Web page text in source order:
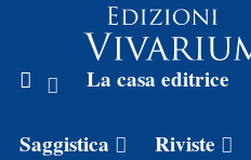
La casa editrice
Saggistica Riviste